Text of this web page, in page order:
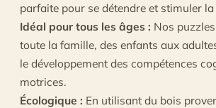
parfaite pour se détendre et stimuler
Idéal pour tous les âges : Nos
toute la famille, des enfants aux
le développement des compétences
motrices.
Écologique : En utilisant du bois